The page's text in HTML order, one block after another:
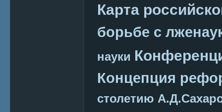
Карта
борьбе с
науки
Концепция
столетию